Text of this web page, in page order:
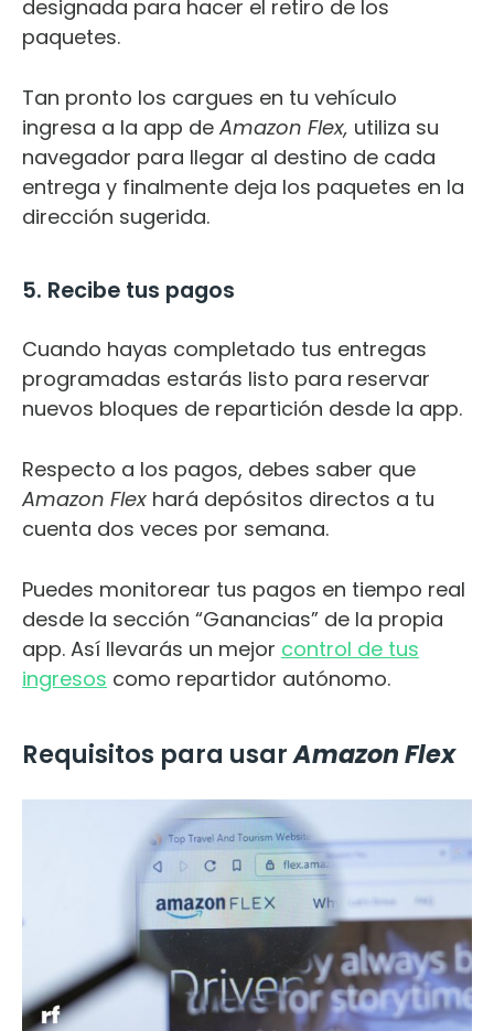
designada para hacer el retiro de los
paquetes.
Tan pronto los cargues en tu vehículo
ingresa a la app de Amazon Flex, utiliza su
navegador para llegar al destino de cada
entrega y finalmente deja los paquetes en la
dirección sugerida.
5. Recibe tus pagos
Cuando hayas completado tus entregas
programadas estarás listo para reservar
nuevos bloques de repartición desde la app.
Respecto a los pagos, debes saber que
Amazon Flex hará depósitos directos a tu
cuenta dos veces por semana.
Puedes monitorear tus pagos en tiempo real
desde la sección “Ganancias” de la propia
app. Así llevarás un mejor control de tus
ingresos como repartidor autónomo.
Requisitos para usarAmazon Flex